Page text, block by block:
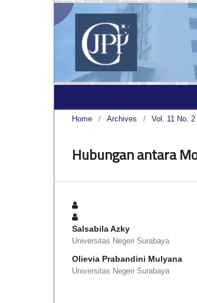
Home / Archives / Vol. 11 No.
Hubungan antara
Salsabila Azky
Universitas Negeri Surabaya
Olievia Prabandini Mulyana
Universitas Negeri Surabaya